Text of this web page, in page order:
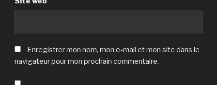
Enregistrer mon nom, mon e-mail et mon site dans le
navigateur pour mon prochain commentaire.